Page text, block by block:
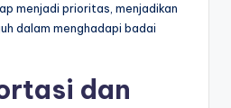
menjadi prioritas, menjadikan
dalam menghadapi badai
dan